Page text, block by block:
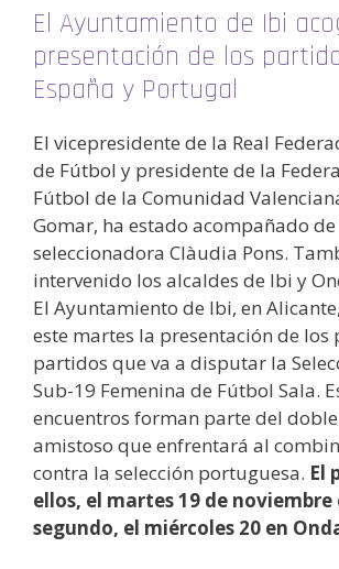
El Ayuntamiento de Ibi
presentación de los
España y Portugal
El vicepresidente de la Real
de Fútbol y presidente de la
Fútbol de la Comunidad
Gomar, ha estado acompañado de
seleccionadora Clàudia Pons.
intervenido los alcaldes de Ibi y
El Ayuntamiento de Ibi, en
este martes la presentación de los
partidos que va a disputar la
Sub-19 Femenina de Fútbol Sala.
encuentros forman parte del
amistoso que enfrentará al
contra la selección portuguesa. El
ellos, el martes 19 de noviembre
segundo, el miércoles 20 en